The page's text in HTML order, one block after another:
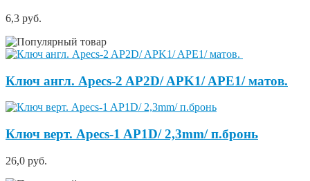
6,3 руб.
Ключ англ. Apecs-2 AP2D/ APK1/ APE1/ матов.
Ключ верт. Apecs-1 AP1D/ 2,3mm/ п.бронь
26,0 руб.